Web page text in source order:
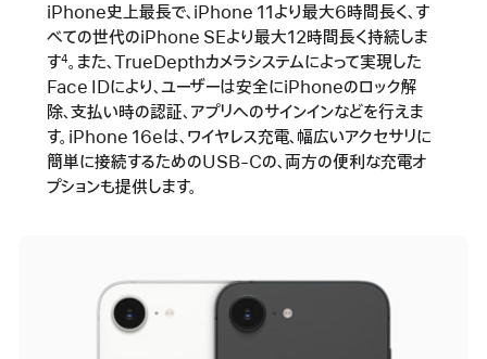
iPhone史上最長で、iPhone 11より最大6時間長く、す
べての世代のiPhone SEより最大12時間長く持続しま
す4。また、TrueDepthカメラシステムによって実現した
Face IDにより、ユーザーは安全にiPhoneのロック解
除、支払い時の認証、アプリへのサインインなどを行えま
す。iPhone 16eは、ワイヤレス充電、幅広いアクセサリに
簡単に接続するためのUSB-Cの、両方の便利な充電オ
プションも提供します。